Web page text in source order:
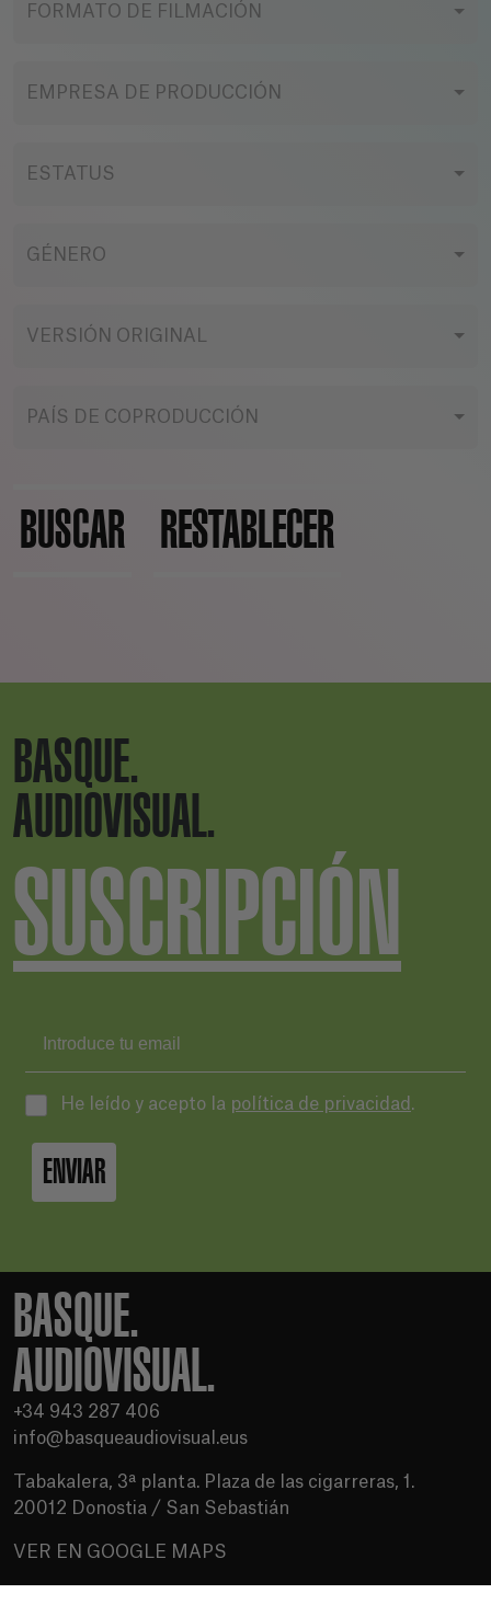
FORMATO DE FILMACIÓN
EMPRESA DE PRODUCCIÓN
ESTATUS
GÉNERO
VERSIÓN ORIGINAL
PAÍS DE COPRODUCCIÓN
BUSCAR RESTABLECER
BASQUE.
AUDIOVISUAL.
SUSCRIPCIÓN
He leído y acepto la política de privacidad .
ENVIAR
BASQUE.
AUDIOVISUAL.
+34 943 287 406
info@basqueaudiovisual.eus
Tabakalera, 3ª planta. Plaza de las cigarreras, 1.
20012 Donostia / San Sebastián
VER EN GOOGLE MAPS